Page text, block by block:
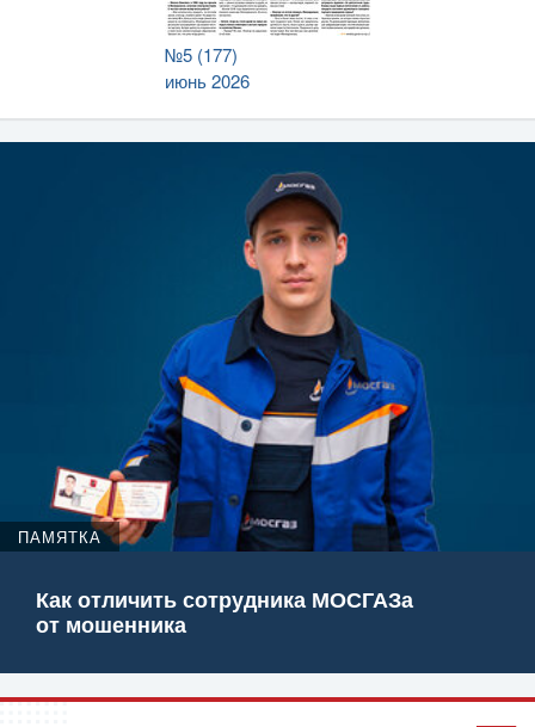
№5 (177)
июнь 2026
ПАМЯТКА
Как отличить сотрудника МОСГАЗа
от мошенника